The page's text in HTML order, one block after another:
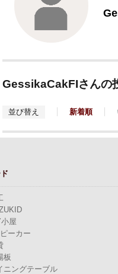
GessikaCakFIさんの
並び替え 新着順
屋
ーカー
板
ニングテーブル